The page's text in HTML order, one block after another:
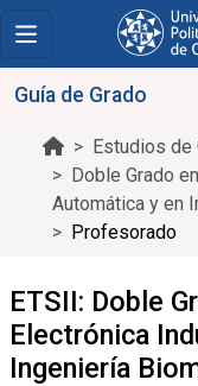
Estudios de
Doble Grado
Automática y en
Profesorado
Guía de Grado
ETSII: Doble
Electrónica
Ingeniería